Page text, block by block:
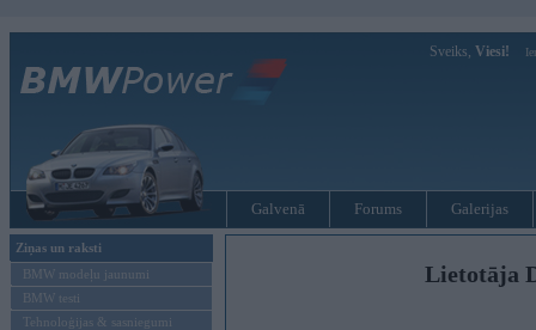
Sveiks, Viesi!
Galvenā Forums Galerijas
Ziņas un raksti
BMW modeļu jaunumi
BMW testi
Tehnoloģijas & sasniegumi
Lietotāja